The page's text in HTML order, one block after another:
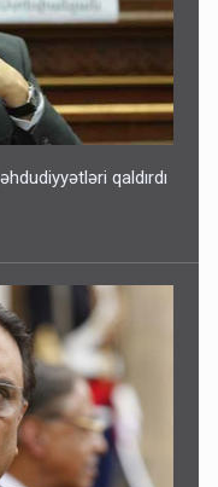
qaldırdı